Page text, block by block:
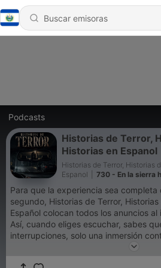
Podcasts
Historias de Terror,
Historias en Espanol
Historias de Terror, Historias
Espanol
730 - En la sierra
Para que la experiencia sea completa
segundo, Historias de Terror,
Español colocan todos los anuncios
Así, cuando eliges escuchar, sabes
interrupciones, solo una inmersión
gesto sostiene el proyecto y protege